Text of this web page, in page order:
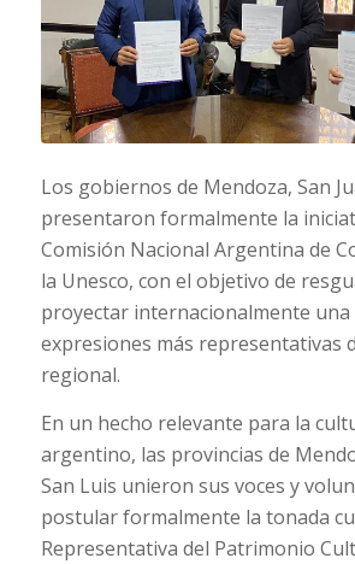
Los gobiernos de Mendoza, San
presentaron formalmente la
Comisión Nacional Argentina de
la Unesco, con el objetivo de
proyectar internacionalmente una
expresiones más representativas
regional.
En un hecho relevante para la
argentino, las provincias de
San Luis unieron sus voces y
postular formalmente la tonada
Representativa del Patrimonio